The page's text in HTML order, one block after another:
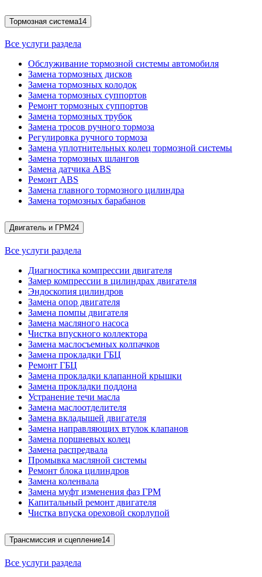
Тормозная система14
Все услуги раздела
Обслуживание тормозной системы автомобиля
Замена тормозных дисков
Замена тормозных колодок
Замена тормозных суппортов
Ремонт тормозных суппортов
Замена тормозных трубок
Замена тросов ручного тормоза
Регулировка ручного тормоза
Замена уплотнительных колец тормозной системы
Замена тормозных шлангов
Замена датчика ABS
Ремонт ABS
Замена главного тормозного цилиндра
Замена тормозных барабанов
Двигатель и ГРМ24
Все услуги раздела
Диагностика компрессии двигателя
Замер компрессии в цилиндрах двигателя
Эндоскопия цилиндров
Замена опор двигателя
Замена помпы двигателя
Замена масляного насоса
Чистка впускного коллектора
Замена маслосъемных колпачков
Замена прокладки ГБЦ
Ремонт ГБЦ
Замена прокладки клапанной крышки
Замена прокладки поддона
Устранение течи масла
Замена маслоотделителя
Замена вкладышей двигателя
Замена направляющих втулок клапанов
Замена поршневых колец
Замена распредвала
Промывка масляной системы
Ремонт блока цилиндров
Замена коленвала
Замена муфт изменения фаз ГРМ
Капитальный ремонт двигателя
Чистка впуска ореховой скорлупой
Трансмиссия и сцепление14
Все услуги раздела